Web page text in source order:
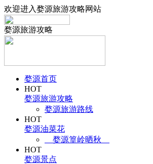
欢迎进入婺源旅游攻略网站
婺源旅游攻略
婺源首页
HOT
婺源旅游攻略
婺源旅游路线
HOT
婺源油菜花
婺源篁岭晒秋
HOT
婺源景点